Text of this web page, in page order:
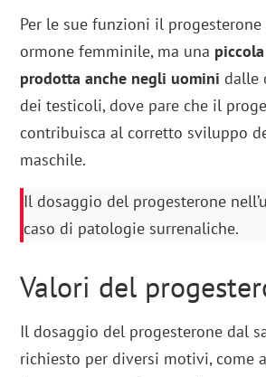
Per le sue funzioni il
ormone femminile, ma una
prodotta anche negli uomini dalle
dei testicoli, dove pare che il
contribuisca al corretto sviluppo
maschile.
Il dosaggio del progesterone
caso di patologie surrenaliche.
Valori del
Il dosaggio del progesterone dal
richiesto per diversi motivi, come